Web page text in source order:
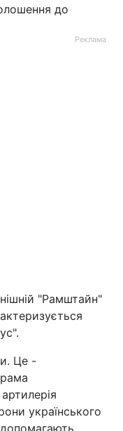
до
Реклама
"Рамштайн"
Це -
українського